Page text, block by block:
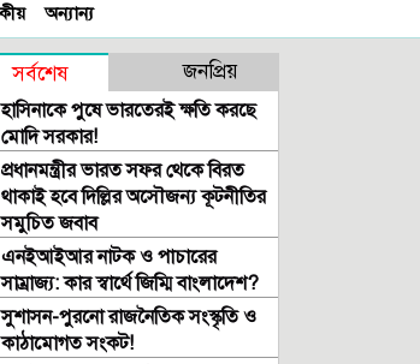
অন্যান্য
সর্বশেষ জনপ্রিয়
হাসিনাকে পুষে ভারতেরই ক্ষতি করছে
মোদি সরকার!
প্রধানমন্ত্রীর ভারত সফর থেকে বিরত
থাকাই হবে দিল্লির অসৌজন্য কূটনীতির
সমুচিত জবাব
এনইআইআর নাটক ও পাচারের
সাম্রাজ্য: কার স্বার্থে জিম্মি বাংলাদেশ?
সুশাসন-পুরনো রাজনৈতিক সংস্কৃতি ও
কাঠামোগত সংকট!